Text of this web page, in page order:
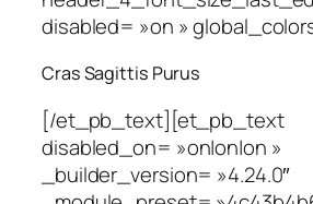
disabled= »on »
Cras Sagittis Purus
[/et_pb_text][et_pb_text
disabled_on= »on|on|on »
_builder_version= »4.24.0″